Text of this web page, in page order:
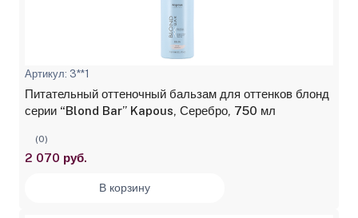
Артикул: 3**1
Питательный оттеночный бальзам для оттенков блонд
серии “Blond Bar” Kapous, Серебро, 750 мл
(0)
2 070 руб.
В корзину